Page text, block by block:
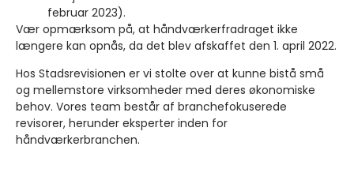
februar 2023).
Vær opmærksom på, at håndværkerfradraget ikke
længere kan opnås, da det blev afskaffet den 1. april 2022.
Hos Stadsrevisionen er vi stolte over at kunne bistå små
og mellemstore virksomheder med deres økonomiske
behov. Vores team består af branchefokuserede
revisorer, herunder eksperter inden for
håndværkerbranchen.